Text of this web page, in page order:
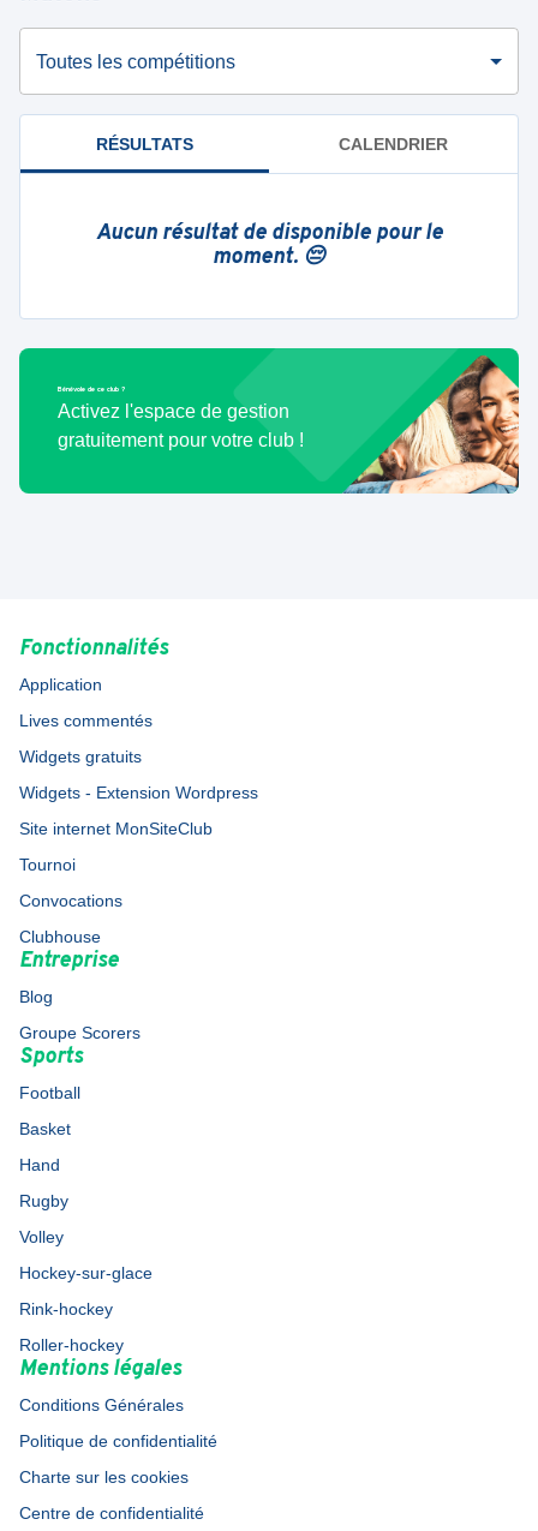
Toutes les compétitions
RÉSULTATS CALENDRIER
Aucun résultat de disponible pour le
moment. 😔
Bénévole de ce club ?
Activez l'espace de gestion
gratuitement pour votre club !
Fonctionnalités
Application
Lives commentés
Widgets gratuits
Widgets - Extension Wordpress
Site internet MonSiteClub
Tournoi
Convocations
Clubhouse
Entreprise
Blog
Groupe Scorers
Sports
Football
Basket
Hand
Rugby
Volley
Hockey-sur-glace
Rink-hockey
Roller-hockey
Mentions légales
Conditions Générales
Politique de confidentialité
Charte sur les cookies
Centre de confidentialité